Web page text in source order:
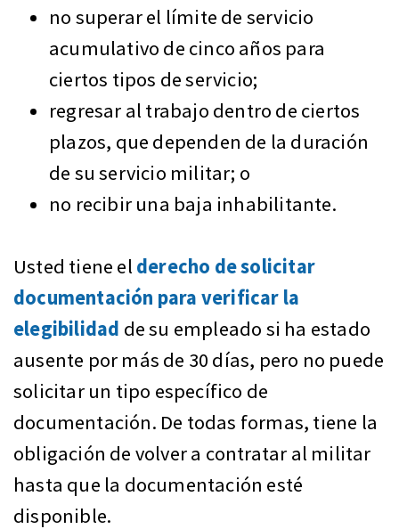
no superar el límite de servicio
acumulativo de cinco años para
ciertos tipos de servicio;
regresar al trabajo dentro de ciertos
plazos, que dependen de la duración
de su servicio militar; o
no recibir una baja inhabilitante.
Usted tiene el derecho de solicitar
documentación para verificar la
elegibilidad de su empleado si ha estado
ausente por más de 30 días, pero no puede
solicitar un tipo específico de
documentación. De todas formas, tiene la
obligación de volver a contratar al militar
hasta que la documentación esté
disponible.